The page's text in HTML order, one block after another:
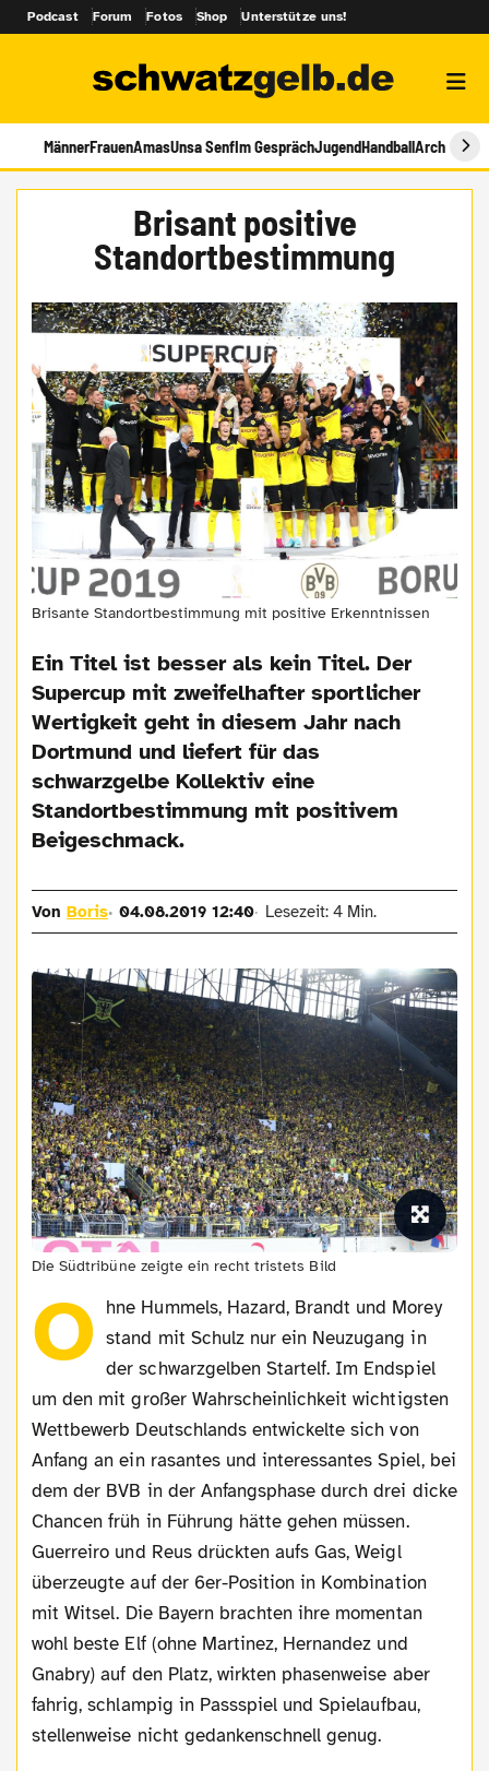
Podcast Forum Fotos Shop Unterstütze uns!
MännerFrauenAmasUnsa SenfIm GesprächJugendHandballArchiv
Brisant positive
Standortbestimmung
Brisante Standortbestimmung mit positive Erkenntnissen
Ein Titel ist besser als kein Titel. Der
Supercup mit zweifelhafter sportlicher
Wertigkeit geht in diesem Jahr nach
Dortmund und liefert für das
schwarzgelbe Kollektiv eine
Standortbestimmung mit positivem
Beigeschmack.
VonBoris 04.08.2019 12:40 Lesezeit: 4 Min.
Die Südtribüne zeigte ein recht tristets Bild
O hne Hummels, Hazard, Brandt und Morey
stand mit Schulz nur ein Neuzugang in
der schwarzgelben Startelf. Im Endspiel
um den mit großer Wahrscheinlichkeit wichtigsten
Wettbewerb Deutschlands entwickelte sich von
Anfang an ein rasantes und interessantes Spiel, bei
dem der BVB in der Anfangsphase durch drei dicke
Chancen früh in Führung hätte gehen müssen.
Guerreiro und Reus drückten aufs Gas, Weigl
überzeugte auf der 6er-Position in Kombination
mit Witsel. Die Bayern brachten ihre momentan
wohl beste Elf (ohne Martinez, Hernandez und
Gnabry) auf den Platz, wirkten phasenweise aber
fahrig, schlampig in Passspiel und Spielaufbau,
stellenweise nicht gedankenschnell genug.